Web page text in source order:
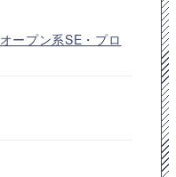
オープン系SE・プロ